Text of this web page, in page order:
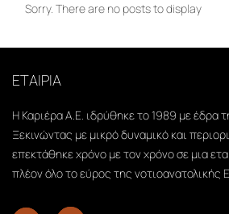
Sorry. There are no posts to display
ΕΤΑΙΡΙΑ
Η Καριέρα Α.Ε. ιδρύθηκε το 1989 με έδρα
Ξεκινώντας με μικρό δυναμικό και
επεκτάθηκε χρόνο με τον χρόνο σε μια
πλέον όλο το εύρος της νοτιοανατολικής